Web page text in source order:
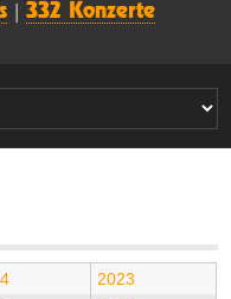
|332 Konzerte
2023